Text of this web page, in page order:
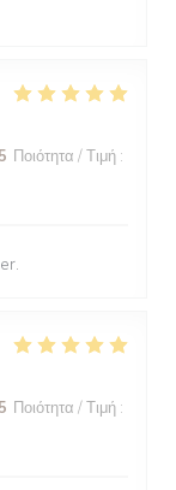
Ποιότητα / Τιμή :
Ποιότητα / Τιμή :